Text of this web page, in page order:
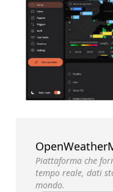
Piattaforma che
tempo reale, dati
mondo.